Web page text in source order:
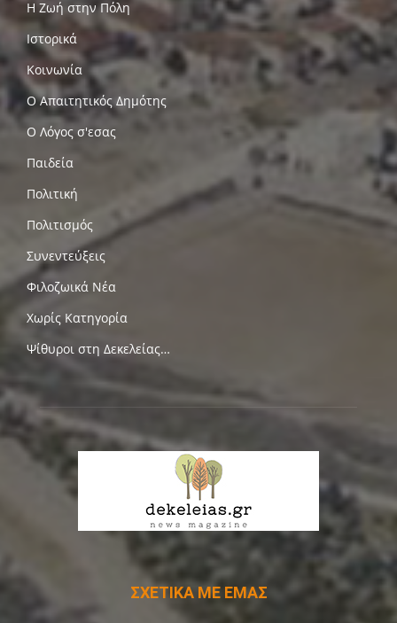
Η Ζωή στην Πόλη
Ιστορικά
Κοινωνία
Ο Απαιτητικός Δημότης
Ο Λόγος σ'εσας
Παιδεία
Πολιτική
Πολιτισμός
Συνεντεύξεις
Φιλοζωικά Νέα
Χωρίς Κατηγορία
Ψίθυροι στη Δεκελείας…
ΣΧΕΤΙΚΑ ΜΕ ΕΜΑΣ